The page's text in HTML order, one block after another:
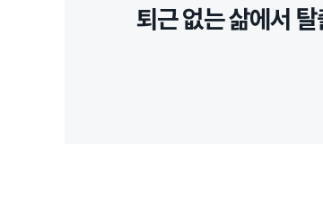
퇴근 없는 삶에서